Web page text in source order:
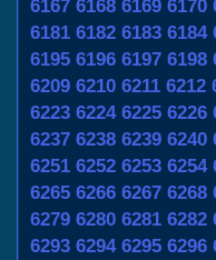
6167 6168 6169 6170
6181 6182 6183 6184
6195 6196 6197 6198
6209 6210 6211 6212
6223 6224 6225 6226
6237 6238 6239 6240
6251 6252 6253 6254
6265 6266 6267 6268
6279 6280 6281 6282
6293 6294 6295 6296